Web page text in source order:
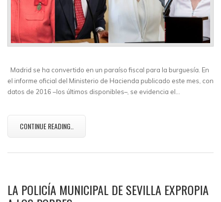
Madrid se ha convertido en un paraíso fiscal para la burguesía. En
el informe oficial del Ministerio de Hacienda publicado este mes, con
datos de 2016 –los últimos disponibles–, se evidencia el…
CONTINUE READING..
LA POLICÍA MUNICIPAL DE SEVILLA EXPROPIA